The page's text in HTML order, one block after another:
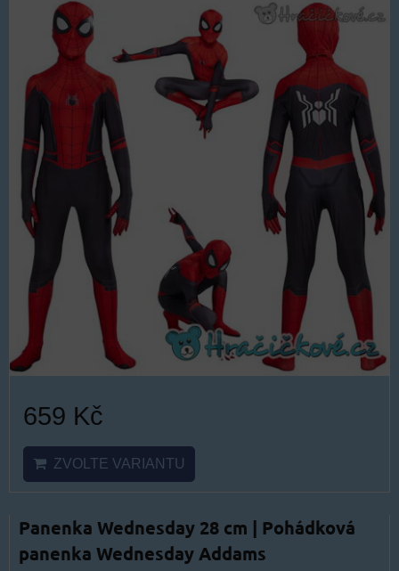
659 Kč
ZVOLTE VARIANTU
Panenka Wednesday 28 cm | Pohádková
panenka Wednesday Addams